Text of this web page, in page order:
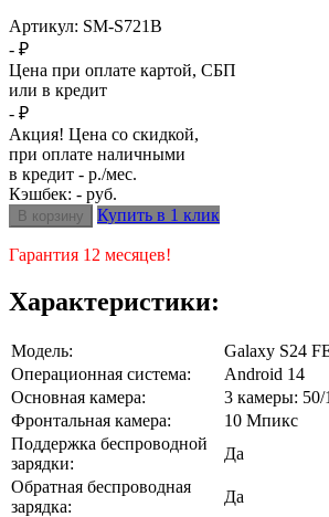
Артикул: SM-S721B
- ₽
Цена при оплате картой, СБП
или в кредит
- ₽
Акция! Цена со скидкой,
при оплате наличными
в кредит - р./мес.
Кэшбек: - руб.
Купить в 1 клик
Гарантия 12 месяцев!
Характеристики:
Модель:
Galaxy S24
Операционная система:
Android 14
Основная камера:
3 камеры:
Фронтальная камера:
10 Мпикс
Поддержка беспроводной
зарядки:
Да
Обратная беспроводная
зарядка:
Да